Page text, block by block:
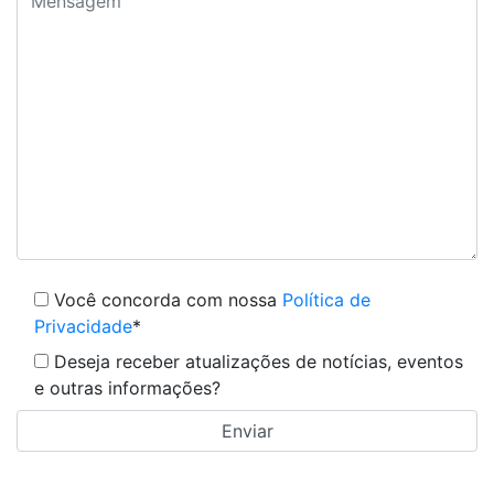
Você concorda com nossa Política de
Privacidade*
Deseja receber atualizações de notícias, eventos
e outras informações?